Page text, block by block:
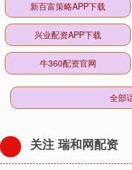
新百富策略APP下载
兴业配资APP下载
牛360配资官网
全部
关注 瑞和网配资